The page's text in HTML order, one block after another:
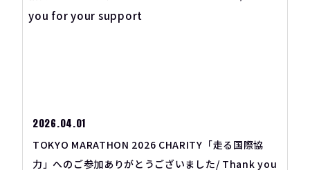
2026.04.01
TOKYO MARATHON 2026 CHARITY「走る国際協
力」へのご参加ありがとうございました/ Thank you